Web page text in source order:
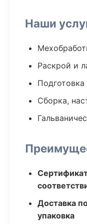
Наши
Раскрой и
Сборка,
Доставка
упаковка